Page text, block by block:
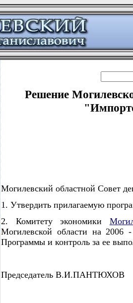
Решение
Могилевский областной Совет
1. Утвердить прилагаемую
2. Комитету экономики
Могилевской области на 2006
Программы и контроль за ее
Председатель В.И.ПАНТЮХОВ